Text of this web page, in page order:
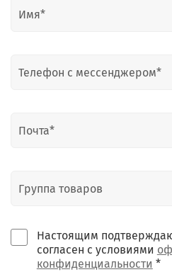
Настоящим
согласен с условиями
конфиденциальности *